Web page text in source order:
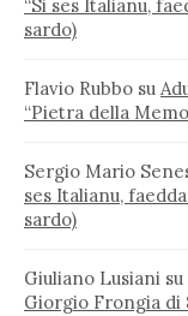
“Si ses Italianu,
sardo)
Flavio Rubbo su
“Pietra della
Sergio Mario
ses Italianu,
sardo)
Giuliano Lusiani su
Giorgio Frongia di